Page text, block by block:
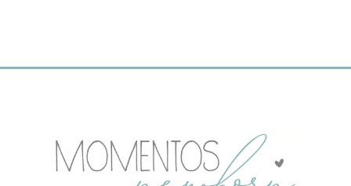
elegir
de
producto